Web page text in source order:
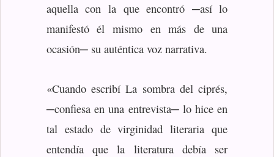
aquella con la que encontró ─así lo
manifestó él mismo en más de una
ocasión─ su auténtica voz narrativa.
«Cuando escribí La sombra del ciprés,
─confiesa en una entrevista─ lo hice en
tal estado de virginidad literaria que
entendía que la literatura debía ser